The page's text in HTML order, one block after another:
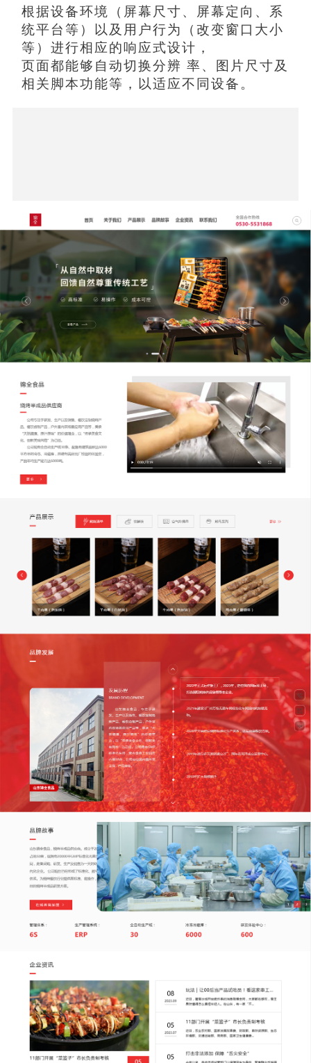
根据设备环境（屏幕尺寸、屏幕定向、系
统平台等）以及用户行为（改变窗口大小
等）进行相应的响应式设计，
页面都能够自动切换分辨 率、图片尺寸及
相关脚本功能等，以适应不同设备。